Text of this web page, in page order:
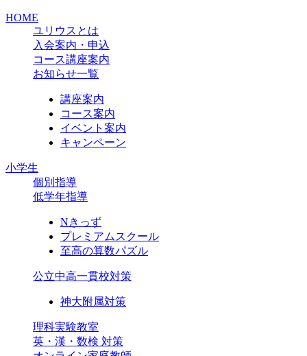
HOME
ユリウスとは
入会案内・申込
コース講座案内
お知らせ一覧
講座案内
コース案内
イベント案内
キャンペーン
小学生
個別指導
低学年指導
Nきっず
プレミアムスクール
至高の算数パズル
公立中高一貫校対策
神大附属対策
理科実験教室
英・漢・数検 対策